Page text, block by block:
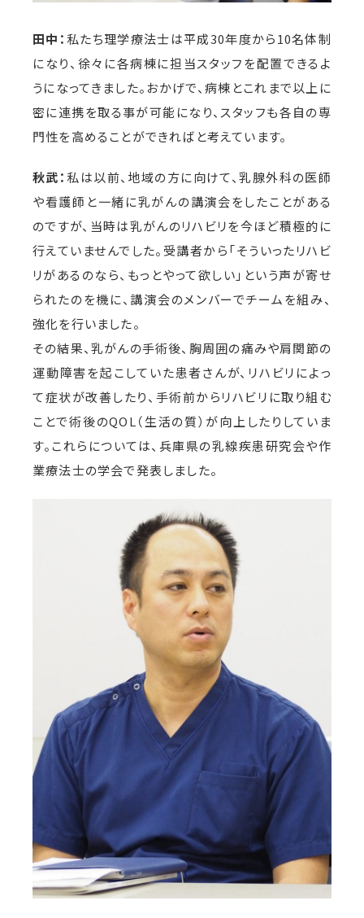
田中：私たち理学療法士は平成30年度から10名体制
になり、徐々に各病棟に担当スタッフを配置できるよ
うになってきました。おかげで、病棟とこれまで以上に
密に連携を取る事が可能になり、スタッフも各自の専
門性を高めることができればと考えています。
秋武：私は以前、地域の方に向けて、乳腺外科の医師
や看護師と一緒に乳がんの講演会をしたことがある
のですが、当時は乳がんのリハビリを今ほど積極的に
行えていませんでした。受講者から「そういったリハビ
リがあるのなら、もっとやって欲しい」という声が寄せ
られたのを機に、講演会のメンバーでチームを組み、
強化を行いました。
その結果、乳がんの手術後、胸周囲の痛みや肩関節の
運動障害を起こしていた患者さんが、リハビリによっ
て症状が改善したり、手術前からリハビリに取り組む
ことで術後のQOL（生活の質）が向上したりしていま
す。これらについては、兵庫県の乳線疾患研究会や作
業療法士の学会で発表しました。